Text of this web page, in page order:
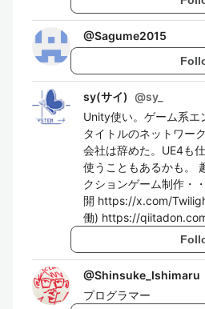
@Sagume2015
sy(サイ) @sy_
Unity使い。ゲーム系エ
タイトルのネットワー
会社は辞めた。UE4も
使うこともあるかも。
クションゲーム制作・
開 https://x.com/
働) https://
@Shinsuke_Ishimaru
プログラマー